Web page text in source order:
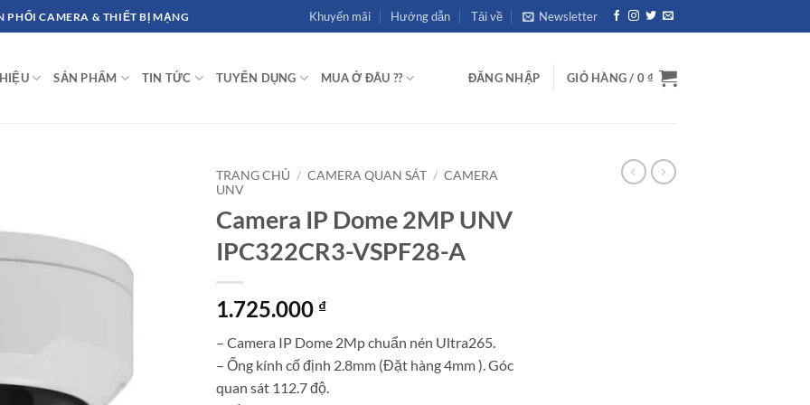
PHỐI CAMERA & THIẾT BỊ MẠNG Khuyến mãi Hướng dẫn Tải về Newsletter
SẢN PHẨM TIN TỨC TUYỂN DỤNG MUA Ở ĐÂU ?? ĐĂNG NHẬP GIỎ HÀNG / 0₫
TRANG CHỦ / CAMERA QUAN SÁT / CAMERA
UNV
Camera IP Dome 2MP UNV
IPC322CR3-VSPF28-A
1.725.000 ₫
– Camera IP Dome 2Mp chuẩn nén Ultra265.
– Ống kính cố định 2.8mm (Đặt hàng 4mm ). Góc
quan sát 112.7 độ.